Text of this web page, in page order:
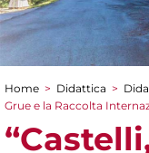
Tu sei qui
Home > Didattica >
Grue e la Raccolta